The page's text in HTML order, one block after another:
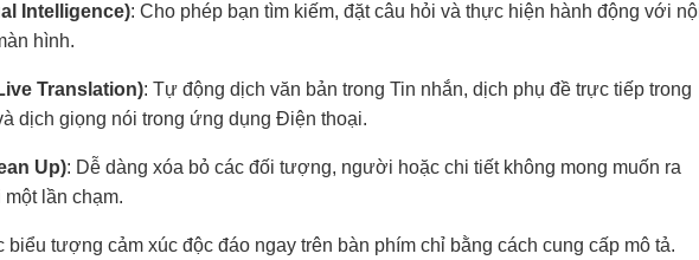
Intelligence): Cho phép bạn tìm kiếm, đặt câu hỏi và thực hiện hành động với
hình.
Translation): Tự động dịch văn bản trong Tin nhắn, dịch phụ đề trực tiếp trong
dịch giọng nói trong ứng dụng Điện thoại.
Up): Dễ dàng xóa bỏ các đối tượng, người hoặc chi tiết không mong muốn ra
lần chạm.
biểu tượng cảm xúc độc đáo ngay trên bàn phím chỉ bằng cách cung cấp mô tả.